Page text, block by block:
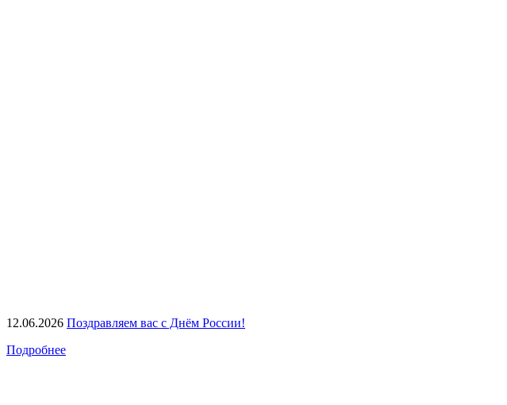
12.06.2026 Поздравляем вас с Днём России!
Подробнее